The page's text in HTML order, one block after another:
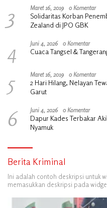
3 Maret 16, 2019 0 Komentar
Solidaritas Korban
Zealand di JPO GBK
4 Juni 4, 2026 0 Komentar
Cuaca Tangsel &
5 Maret 16, 2019 0 Komentar
2 Hari Hilang, Nelayan
Garut
6 Juni 4, 2026 0 Komentar
Dapur Kades Terbakar
Nyamuk
Berita Kriminal
Ini adalah contoh deskripsi untuk
memasukkan deskripsi pada